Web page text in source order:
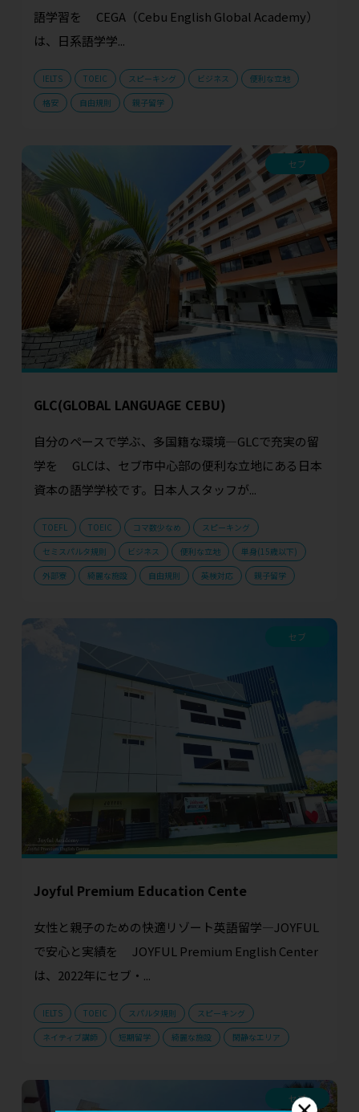
語学習を CEGA（Cebu English Global Academy）
は、日系語学学...
IELTS TOEIC スピーキング ビジネス
便利な立地
格安
自由規則 親子留学
セブ
GLC(GLOBAL LANGUAGE CEBU)
自分のペースで学ぶ、多国籍な環境—GLCで充実の留
学を GLCは、セブ市中心部の便利な立地にある日本
資本の語学学校です。日本人スタッフが...
TOEFL TOEIC コマ数少なめ
スピーキング
セミスパルタ規則
ビジネス 便利な立地
単身(15歳以下)
外部寮
綺麗な施設 自由規則 英検対応 親子留学
セブ
Joyful Premium Education Cente
女性と親子のための快適リゾート英語留学—JOYFUL
で安心と実績を JOYFUL Premium English Center
は、2022年にセブ・...
IELTS TOEIC スパルタ規則
スピーキング
ネイティブ講師
短期留学 綺麗な施設 閑静なエリア
セブ